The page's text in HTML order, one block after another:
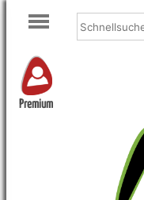
Premium